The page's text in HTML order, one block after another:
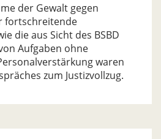
der Gewalt gegen
fortschreitende
die aus Sicht des BSBD
Aufgaben ohne
waren
zum Justizvollzug.